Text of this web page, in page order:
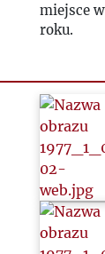
miejsce
roku.